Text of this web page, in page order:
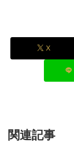
X
関連記事